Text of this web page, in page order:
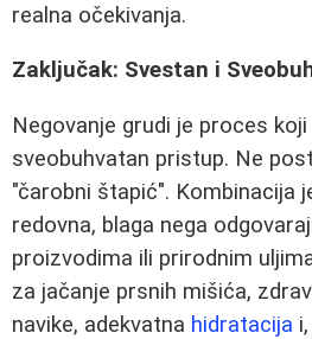
realna očekivanja.
Zaključak: Svestan i
Negovanje grudi je proces
sveobuhvatan pristup. Ne
"čarobni štapić". Kombinacija
redovna, blaga nega
proizvodima ili prirodnim
za jačanje prsnih mišića,
navike, adekvatna hidratacija